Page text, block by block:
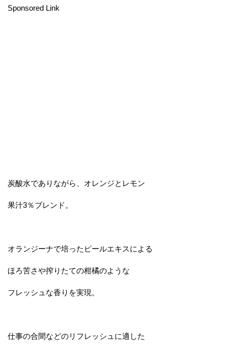
Sponsored Link
炭酸水でありながら、オレンジとレモン
果汁3％ブレンド。
オランジーナで培ったピールエキスによる
ほろ苦さや搾りたての柑橘のような
フレッシュな香りを実現。
仕事の合間などのリフレッシュに適した